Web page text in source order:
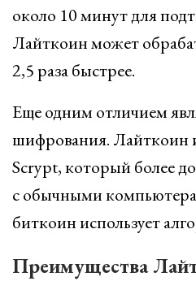
около 10 минут для
Лайткоин может
2,5 раза быстрее.
Еще одним отличием
шифрования. Лайткоин
Scrypt, который более
с обычными
биткоин использует
Преимущества